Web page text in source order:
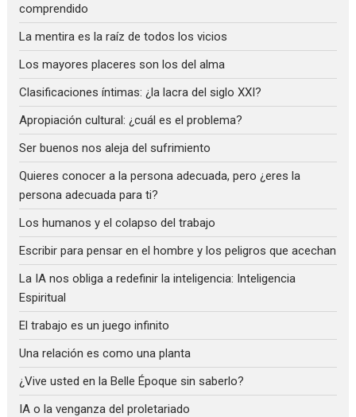
comprendido
La mentira es la raíz de todos los vicios
Los mayores placeres son los del alma
Clasificaciones íntimas: ¿la lacra del siglo XXI?
Apropiación cultural: ¿cuál es el problema?
Ser buenos nos aleja del sufrimiento
Quieres conocer a la persona adecuada, pero ¿eres la
persona adecuada para ti?
Los humanos y el colapso del trabajo
Escribir para pensar en el hombre y los peligros que acechan
La IA nos obliga a redefinir la inteligencia: Inteligencia
Espiritual
El trabajo es un juego infinito
Una relación es como una planta
¿Vive usted en la Belle Époque sin saberlo?
IA o la venganza del proletariado